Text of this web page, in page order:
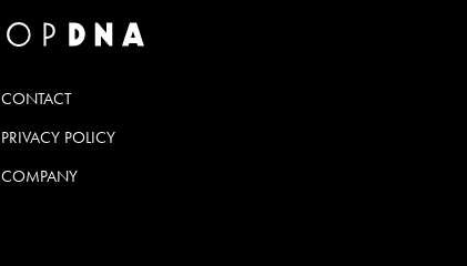
CONTACT
PRIVACY POLICY
COMPANY